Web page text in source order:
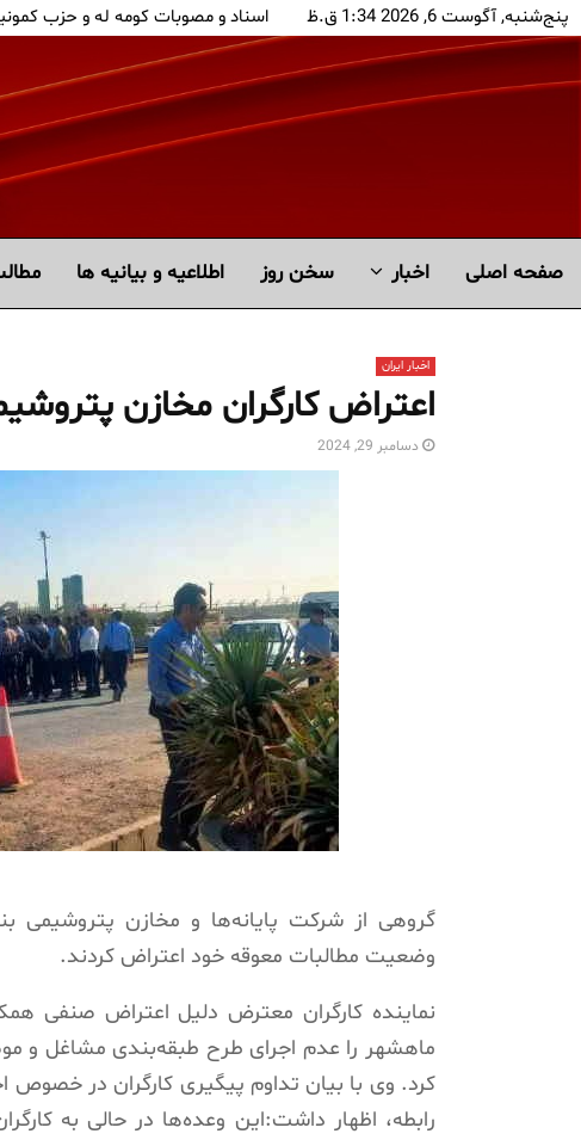
پنج‌شنبه, آگوست 6, 2026 1:34 ق.ظ اسناد و مصوبات کومه له و حزب
صفحه اصلی اخبار سخن روز اطلاعیه و بیانیه ها
اخبار ایران
اعتراض کارگران مخازن
دسامبر 29, 2024
وضعیت مطالبات معوقه خود اعتراض کردند.
نماینده کارگران معترض دلیل اعتراض صنفی
ماهشهر را عدم اجرای طرح طبقه‌بندی مشاغل و
کرد. وی با بیان تداوم پیگیری کارگران در
رابطه، اظهار داشت:این وعده‌ها در حالی به